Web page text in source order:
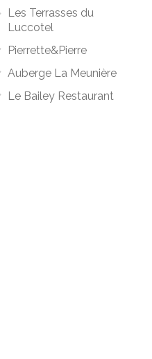
Les Terrasses du
Luccotel
Pierrette&Pierre
Auberge La Meunière
Le Bailey Restaurant